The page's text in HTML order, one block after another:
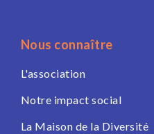
Nous connaître
L'association
Notre impact social
La Maison de la Diversité